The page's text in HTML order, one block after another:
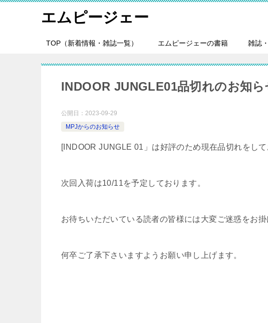
エムピージェー
TOP（新着情報・雑誌一覧） エムピージェーの書籍 雑誌
INDOOR JUNGLE01品切れのお知ら
公開日： 2023-09-29
MPJからのお知らせ
[INDOOR JUNGLE 01」は好評のため現在品切れをして
次回入荷は10/11を予定しております。
お待ちいただいている読者の皆様には大変ご迷惑をお
何卒ご了承下さいますようお願い申し上げます。